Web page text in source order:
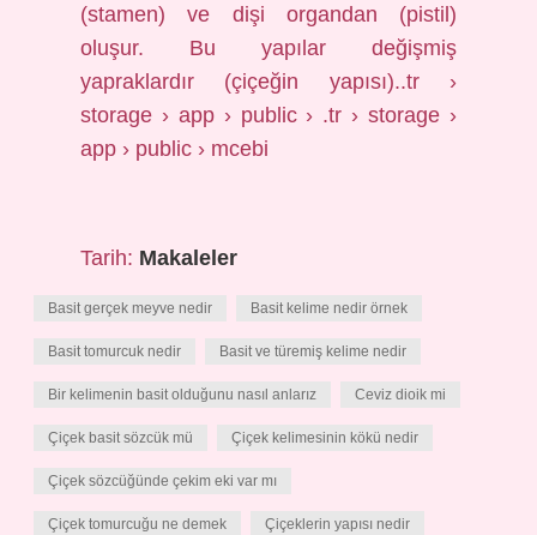
(stamen) ve dişi organdan (pistil)
oluşur. Bu yapılar değişmiş
yapraklardır (çiçeğin yapısı)..tr ›
storage › app › public › .tr › storage ›
app › public › mcebi
Tarih: Makaleler
Basit gerçek meyve nedir Basit kelime nedir örnek
Basit tomurcuk nedir Basit ve türemiş kelime nedir
Bir kelimenin basit olduğunu nasıl anlarız Ceviz dioik mi
Çiçek basit sözcük mü Çiçek kelimesinin kökü nedir
Çiçek sözcüğünde çekim eki var mı
Çiçek tomurcuğu ne demek Çiçeklerin yapısı nedir